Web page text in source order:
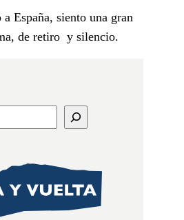
España, siento una gran
de retiro y silencio.